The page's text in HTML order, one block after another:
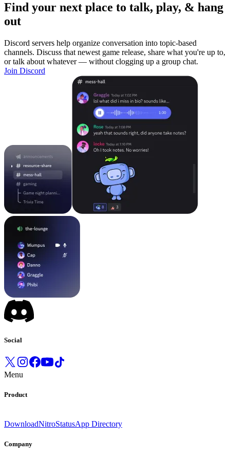
Find your next place to talk, play, & hang
out
Discord servers help organize conversation into topic-based
channels. Discuss that newest game release, share what you're up to,
or talk about whatever — without clogging up a group chat.
Join Discord
Social
Menu
Product
DownloadNitroStatusApp Directory
Company